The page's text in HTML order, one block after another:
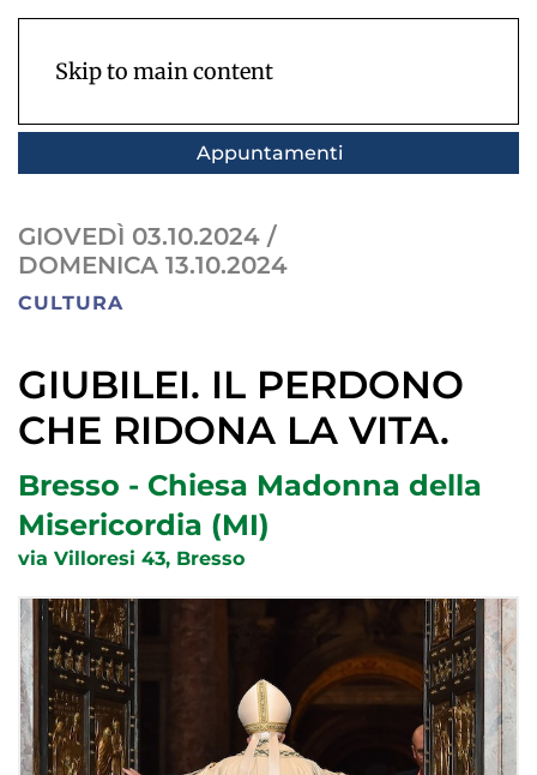
Skip to main content
Appuntamenti
GIOVEDÌ 03.10.2024 /
DOMENICA 13.10.2024
CULTURA
GIUBILEI. IL PERDONO
CHE RIDONA LA VITA.
Bresso - Chiesa Madonna della
Misericordia (MI)
via Villoresi 43, Bresso